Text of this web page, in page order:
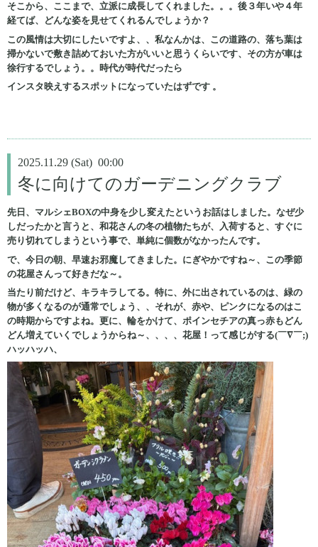
そこから、ここまで、立派に成長してくれました。。。後３年いや４年
経てば、どんな姿を見せてくれるんでしょうか？
この風情は大切にしたいですよ、、私なんかは、この道路の、落ち葉は
掃かないで敷き詰めておいた方がいいと思うくらいです、その方が車は
徐行するでしょう。。時代が時代だったら
インスタ映えするスポットになっていたはずです 。
2025.11.29 (Sat) 00:00
冬に向けてのガーデニングクラブ
先日、マルシェBOXの中身を少し変えたというお話はしました。なぜ少
しだったかと言うと、和花さんの冬の植物たちが、入荷すると、すぐに
売り切れてしまうという事で、単純に個数がなかったんです。
で、今日の朝、早速お邪魔してきました。にぎやかですね～、この季節
の花屋さんって好きだな～。
当たり前だけど、キラキラしてる。特に、外に出されているのは、緑の
物が多くなるのが通常でしょう、、それが、赤や、ピンクになるのはこ
の時期からですよね。更に、輪をかけて、ポインセチアの真っ赤もどん
どん増えていくでしょうからね～、、、、花屋！って感じがする(￣∇￣;)
ハッハッハ、